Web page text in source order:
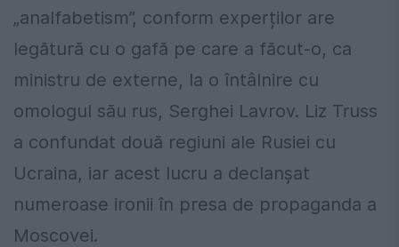
„analfabetism”, conform experților are
legătură cu o gafă pe care a făcut-o, ca
ministru de externe, la o întâlnire cu
omologul său rus, Serghei Lavrov. Liz Truss
a confundat două regiuni ale Rusiei cu
Ucraina, iar acest lucru a declanșat
numeroase ironii în presa de propaganda a
Moscovei.